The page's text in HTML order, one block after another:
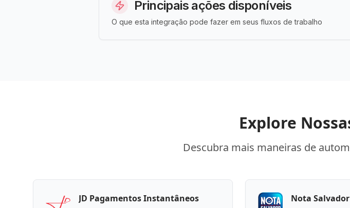
Principais ações disponíveis
O que esta integração pode fazer em seus fluxos de trabalho
Explore
Descubra mais maneiras de
JD Pagamentos Instantâneos Nota Salvador